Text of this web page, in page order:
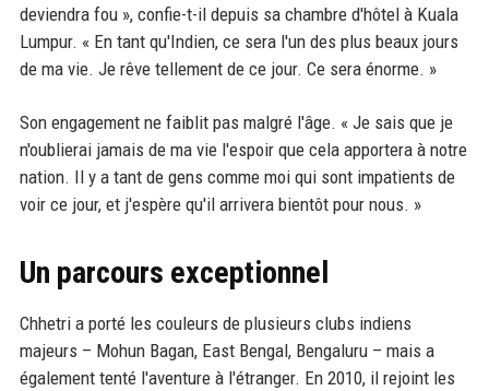
deviendra fou », confie-t-il depuis sa chambre d'hôtel à Kuala
Lumpur. « En tant qu'Indien, ce sera l'un des plus beaux jours
de ma vie. Je rêve tellement de ce jour. Ce sera énorme. »
Son engagement ne faiblit pas malgré l'âge. « Je sais que je
n'oublierai jamais de ma vie l'espoir que cela apportera à notre
nation. Il y a tant de gens comme moi qui sont impatients de
voir ce jour, et j'espère qu'il arrivera bientôt pour nous. »
Un parcours exceptionnel
Chhetri a porté les couleurs de plusieurs clubs indiens
majeurs – Mohun Bagan, East Bengal, Bengaluru – mais a
également tenté l'aventure à l'étranger. En 2010, il rejoint les